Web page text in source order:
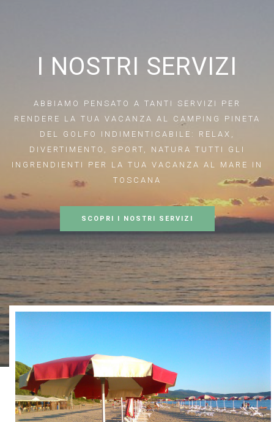
I NOSTRI SERVIZI
ABBIAMO PENSATO A TANTI SERVIZI PER
RENDERE LA TUA VACANZA AL CAMPING PINETA
DEL GOLFO INDIMENTICABILE: RELAX,
DIVERTIMENTO, SPORT, NATURA TUTTI GLI
INGRENDIENTI PER LA TUA VACANZA AL MARE IN
TOSCANA
SCOPRI I NOSTRI SERVIZI